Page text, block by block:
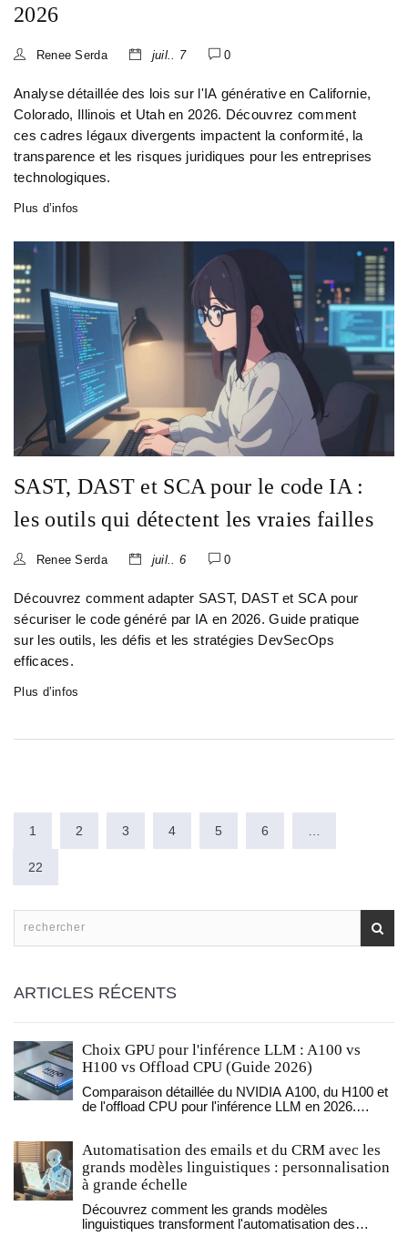
2026
Renee Serda juil.. 7 0
Analyse détaillée des lois sur l'IA générative en Californie,
Colorado, Illinois et Utah en 2026. Découvrez comment
ces cadres légaux divergents impactent la conformité, la
transparence et les risques juridiques pour les entreprises
technologiques.
Plus d’infos
SAST, DAST et SCA pour le code IA :
les outils qui détectent les vraies failles
Renee Serda juil.. 6 0
Découvrez comment adapter SAST, DAST et SCA pour
sécuriser le code généré par IA en 2026. Guide pratique
sur les outils, les défis et les stratégies DevSecOps
efficaces.
Plus d’infos
1 2 3 4 5 6
22
ARTICLES RÉCENTS
Choix GPU pour l'inférence LLM : A100 vs
H100 vs Offload CPU (Guide 2026)
Comparaison détaillée du NVIDIA A100, du H100 et
de l'offload CPU pour l'inférence LLM en 2026.
Automatisation des emails et du CRM avec les
grands modèles linguistiques : personnalisation
à grande échelle
Découvrez comment les grands modèles
linguistiques transforment l'automatisation des